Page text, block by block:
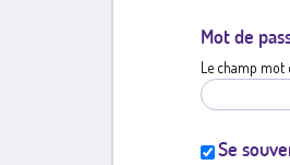
Mot de
Le champ mot
Se